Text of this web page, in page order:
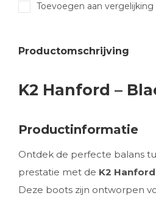
Toevoegen aan vergelijking
Productomschrijving
K2 Hanford –
Productinformatie
Ontdek de perfecte balans
prestatie met de K2 Hanford
Deze boots zijn ontworpen